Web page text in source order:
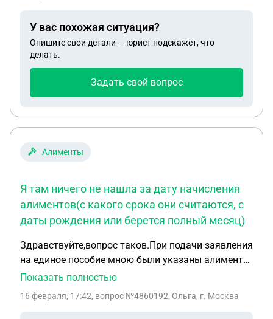
школы аргументирует свой отказ от очного
проведентя занятий в классе тем,что " Его
приказы не обсуждаются". Законно ли это? Если
нет? В какие сроки можно это решить? Т.к.
приказом дистант назначен на 19-20 февраля.
У вас похожая ситуация?
Опишите свои детали — юрист подскажет, что
делать.
Задать свой вопрос
Алименты
Я там ничего не нашла за дату начисления
алиментов(с какого срока они считаются, с
даты рождения или берется полный месяц)
Здравствуйте,вопрос таков.При подачи заявления
на единое пособие мною были указаны алименты
в размере 1/4 МРОТ с даты рождения
за полный месяц октября с 1 числа... Из за этого у
Показать полностью
16 февраля, 17:42, вопрос №4860192, Ольга, г. Москва